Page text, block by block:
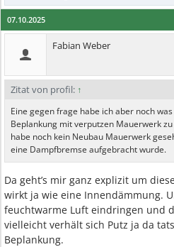
07.10.2025
Fabian Weber
Zitat von profil: ↑
Eine gegen frage habe ich aber noch
Beplankung mit verputzen Mauerwerk
habe noch kein Neubau Mauerwerk
eine Dampfbremse aufgebracht wurde.
Da geht’s mir ganz explizit um
wirkt ja wie eine Innendämmung.
feuchtwarme Luft eindringen und
vielleicht verhält sich Putz ja da
Beplankung.